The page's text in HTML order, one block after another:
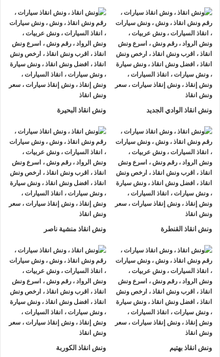
ونش انقاذ سيارات الروادلأنقاذ السيارات اسرع و ارخصونش انقاذ
سيارات في مدينة بدربخصم 50% اتصل بنا الان ليصلك
اقرب ونش
انقاذ سيارات في مدينة بدرهناك العديد من الظروف الطارئة التي قد
تحدث لنا اثناء القيادة علي الطريق فمن الممكن ان تتعرض لحادث
سير مفاجي او ان تتعطل سيارتك وقد تحتاج الي نقلها الي اقرب
مركز صيانة او توكيل.
أذا كنت تبحث عن ونش انقاذ سيارات في مدينة بدر اتصل بنا الان
علي 01063144040
01093018585
–
01120018852 ونش انقاذ الوادي الجديد ونش انقاذ البحيرة
ونش انقاذ القنطرة ونش انقاذ منشية ناصر
ونش انقاذ بهتيم ونش انقاذ الكوربة